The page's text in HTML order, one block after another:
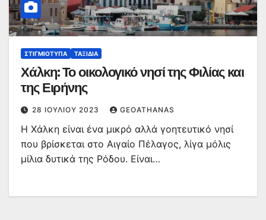
ΣΤΙΓΜΙΌΤΥΠΑ ΤΑΞΊΔΙΑ
Χάλκη: Το οικολογικό νησί της Φιλίας και
της Ειρήνης
28 ΙΟΥΛΊΟΥ 2023 GEOATHANAS
Η Χάλκη είναι ένα μικρό αλλά γοητευτικό νησί
που βρίσκεται στο Αιγαίο Πέλαγος, λίγα μόλις
μίλια δυτικά της Ρόδου. Είναι…